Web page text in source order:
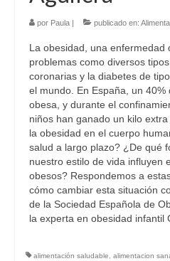
por Paula publicado en:
La obesidad, una enfermedad
problemas como diversos
coronarias y la diabetes de
el mundo. En España, un
obesa, y durante el
niños han ganado un kilo
la obesidad en el cuerpo
salud a largo plazo? ¿De qué
nuestro estilo de vida influyen
obesos? Respondemos a
cómo cambiar esta situación
de la Sociedad Española de
la experta en obesidad infantil
alimentación saludable, alimentacion